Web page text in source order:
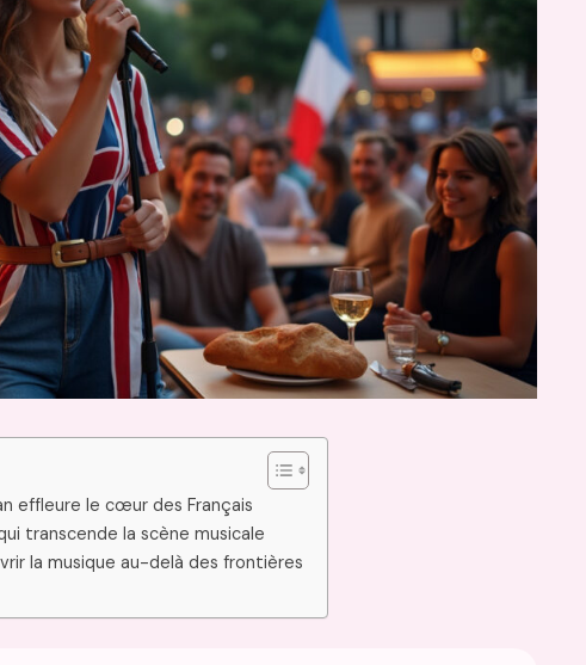
effleure le cœur des Français
transcende la scène musicale
la musique au-delà des frontières